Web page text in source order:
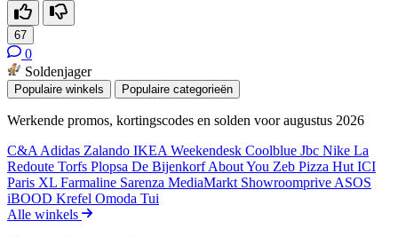
67
0
Soldenjager
Populaire winkels Populaire categorieën
Werkende promos, kortingscodes en solden voor augustus 2026
C&A Adidas Zalando IKEA Weekendesk Coolblue Jbc Nike La
Redoute Torfs Plopsa De BijenkorfAbout You Zeb Pizza Hut ICI
Paris XL Farmaline Sarenza MediaMarkt Showroomprive ASOS
iBOOD Krefel Omoda Tui
Alle winkels